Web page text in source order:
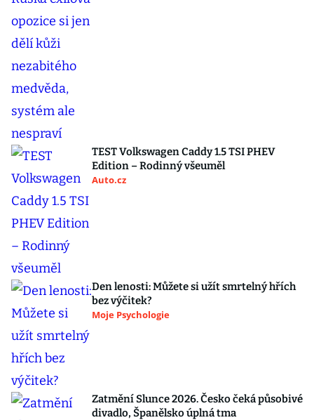
TEST Volkswagen Caddy 1.5 TSI PHEV
Edition – Rodinný všeuměl
Auto.cz
Den lenosti: Můžete si užít smrtelný hřích
bez výčitek?
Moje Psychologie
Zatmění Slunce 2026. Česko čeká působivé
divadlo, Španělsko úplná tma